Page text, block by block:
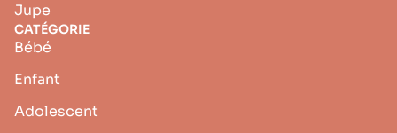
Jupe
CATÉGORIE
Bébé
Enfant
Adolescent